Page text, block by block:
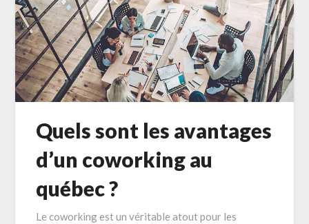
Quels sont les avantages
d’un coworking au
québec ?
Le coworking est un véritable atout pour les